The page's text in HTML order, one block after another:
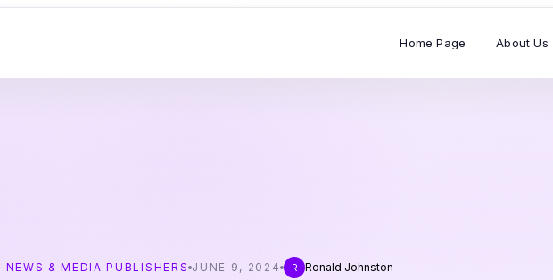
Home Page About Us
NEWS & MEDIA PUBLISHERS JUNE 9, 2024 R Ronald Johnston